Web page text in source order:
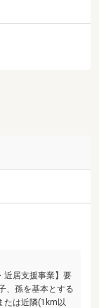
近居支援事業】要
、孫を基本とする
たは近隣(1km以